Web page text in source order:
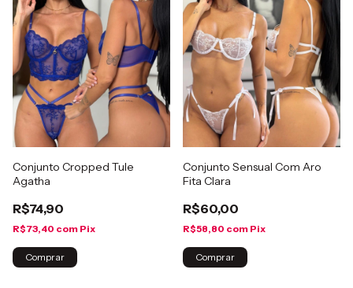
Conjunto Cropped Tule
Agatha
R$74,90
R$73,40 com Pix
Comprar
Conjunto Sensual Com Aro
Fita Clara
R$60,00
R$58,80 com Pix
Comprar